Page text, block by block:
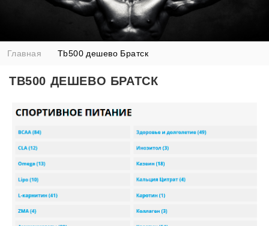
Главная Tb500 дешево Братск
TB500 ДЕШЕВО БРАТСК